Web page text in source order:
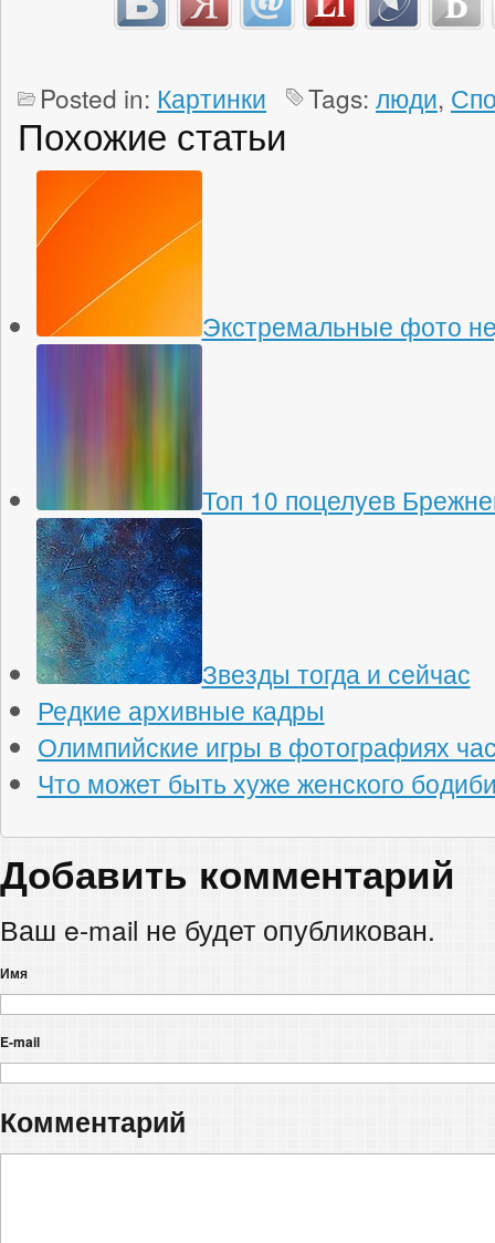
Posted in: Картинки Tags: люди,
Похожие статьи
Экстремальные фото
Топ 10 поцелуев
Звезды тогда и сейчас
Редкие архивные кадры
Олимпийские игры в фотографиях
Что может быть хуже женского
Добавить комментарий
Ваш e-mail не будет опубликован.
Имя
E-mail
Комментарий